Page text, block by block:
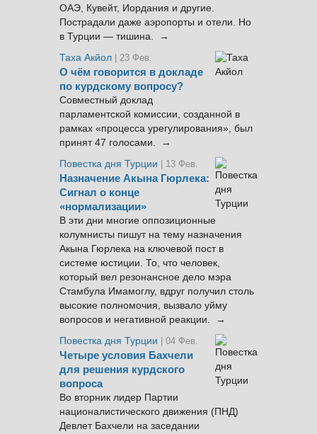
ОАЭ, Кувейт, Иордания и другие.
Пострадали даже аэропорты и отели. Но
в Турции — тишина. →
Таха Акйол | 23 Фев.
О чём говорится в докладе
по курдскому вопросу?
Совместный доклад
парламентской комиссии, созданной в
рамках «процесса урегулирования», был
принят 47 голосами. →
Повестка дня Турции
| 13 Фев.
Назначение Акына Гюрлека:
Сигнал о конце
«нормализации»
В эти дни многие оппозиционные
колумнисты пишут на тему назначения
Акына Гюрлека на ключевой пост в
системе юстиции. То, что человек,
который вел резонансное дело мэра
Стамбула Имамоглу, вдруг получил столь
высокие полномочия, вызвало уйму
вопросов и негативной реакции. →
Повестка дня Турции
| 04 Фев.
Четыре условия Бахчели
для решения курдского
вопроса
Во вторник лидер Партии
националистического движения (ПНД)
Девлет Бахчели на заседании